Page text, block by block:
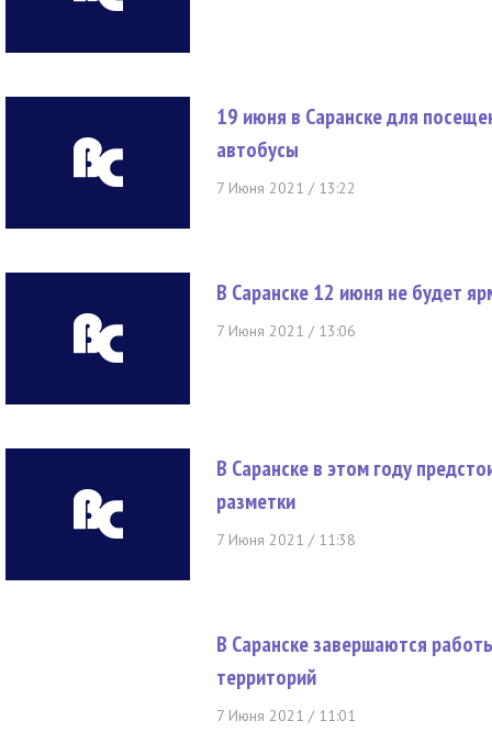
19 июня в Саранске для
автобусы
7 Июня 2021 / 13:22
В Саранске 12 июня не будет
7 Июня 2021 / 13:06
В Саранске в этом году
разметки
7 Июня 2021 / 11:38
В Саранске завершаются
территорий
7 Июня 2021 / 11:01